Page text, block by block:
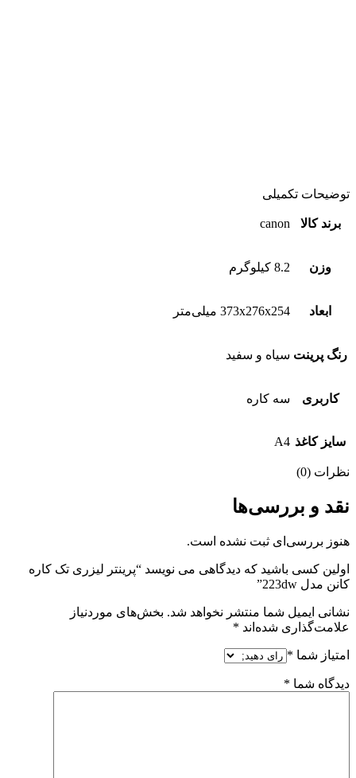
توضیحات تکمیلی
برند کالا canon
وزن 8.2 کیلوگرم
ابعاد 373x276x254 میلی‌متر
رنگ پرینت سیاه و سفید
کاربری سه کاره
سایز کاغذ A4
نظرات (0)
نقد و بررسی‌ها
هنوز بررسی‌ای ثبت نشده است.
اولین کسی باشید که دیدگاهی می نویسد “پرینتر لیزری تک کاره
کانن مدل 223dw”
نشانی ایمیل شما منتشر نخواهد شد. بخش‌های موردنیاز
علامت‌گذاری شده‌اند *
امتیاز شما *
دیدگاه شما *